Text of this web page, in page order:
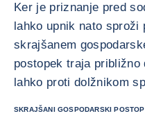
Ker je priznanje pred
lahko upnik nato sproži
skrajšanem
postopek traja
lahko proti dolžnikom
SKRAJŠANI GOSPODARSKI